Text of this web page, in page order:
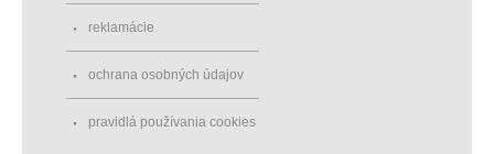
reklamácie
ochrana osobných údajov
pravidlá používania cookies